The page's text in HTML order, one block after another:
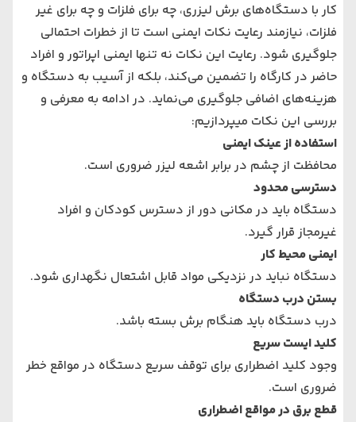
کار با دستگاه‌های برش لیزری، چه برای فلزات و چه برای غیر
فلزات، نیازمند رعایت نکات ایمنی است تا از خطرات احتمالی
جلوگیری شود. رعایت این نکات نه تنها ایمنی اپراتور و افراد
حاضر در کارگاه را تضمین می‌کند، بلکه از آسیب به دستگاه و
هزینه‌های اضافی جلوگیری می‌نماید. در ادامه به معرفی و
بررسی این نکات میپردازیم:
استفاده از عینک ایمنی
محافظت از چشم در برابر اشعه لیزر ضروری است.
دسترسی محدود
دستگاه باید در مکانی دور از دسترس کودکان و افراد
غیرمجاز قرار گیرد.
ایمنی محیط کار
دستگاه نباید در نزدیکی مواد قابل اشتعال نگهداری شود.
بستن درب دستگاه
درب دستگاه باید هنگام برش بسته باشد.
کلید ایست سریع
وجود کلید اضطراری برای توقف سریع دستگاه در مواقع خطر
ضروری است.
قطع برق در مواقع اضطراری